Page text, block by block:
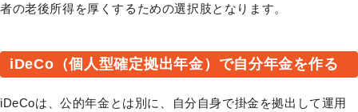
者の老後所得を厚くするための選択肢となります。
iDeCo（個人型確定拠出年金）で自分年金を作る
iDeCoは、公的年金とは別に、自分自身で掛金を拠出して運用